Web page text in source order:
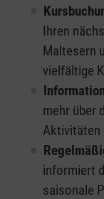
Ihren
Maltesern
vielfältige
mehr über
Aktivitäten
informiert
saisonale